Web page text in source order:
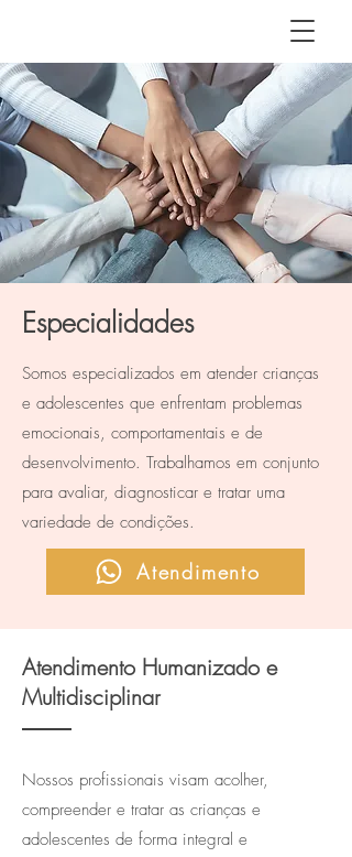
Especialidades
Somos especializados em atender crianças
e adolescentes que enfrentam problemas
emocionais, comportamentais e de
desenvolvimento. Trabalhamos em conjunto
para avaliar, diagnosticar e tratar uma
variedade de condições.
Atendimento
Atendimento Humanizado e
Multidisciplinar
Nossos profissionais visam acolher,
compreender e tratar as crianças e
adolescentes de forma integral e